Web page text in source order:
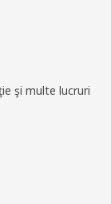
şi multe lucruri